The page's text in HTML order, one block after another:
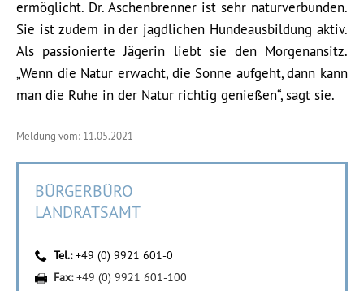
ermöglicht. Dr. Aschenbrenner ist sehr naturverbunden.
Sie ist zudem in der jagdlichen Hundeausbildung aktiv.
Als passionierte Jägerin liebt sie den Morgenansitz.
„Wenn die Natur erwacht, die Sonne aufgeht, dann kann
man die Ruhe in der Natur richtig genießen“, sagt sie.
Meldung vom: 11.05.2021
BÜRGERBÜRO
LANDRATSAMT
Tel.:+49 (0) 9921 601-0
Fax:+49 (0) 9921 601-100